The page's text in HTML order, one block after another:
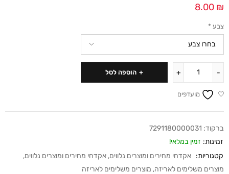
8.00 ₪
צבע *
הוספה לסל
מועדפים
ברקוד: 7291180000031
זמינות: זמין במלאי!
קטגוריות: אקדחי מחירים ומוצרים נלווים, אקדחי מחירים ומוצרים נלווים,
מוצרים משלימים לאריזה, מוצרים משלימים לאריזה